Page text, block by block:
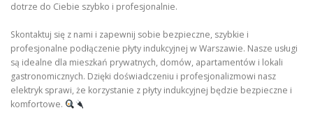
dotrze do Ciebie szybko i profesjonalnie.
Skontaktuj się z nami i zapewnij sobie bezpieczne, szybkie i
profesjonalne podłączenie płyty indukcyjnej w Warszawie. Nasze usługi
są idealne dla mieszkań prywatnych, domów, apartamentów i lokali
gastronomicznych. Dzięki doświadczeniu i profesjonalizmowi nasz
elektryk sprawi, że korzystanie z płyty indukcyjnej będzie bezpieczne i
komfortowe.